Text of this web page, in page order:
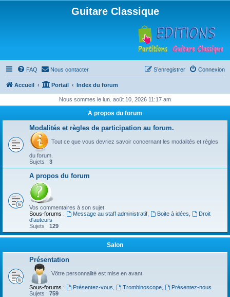
Guitare Classique
FAQ Nous contacter Connexion
S’enregistrer
Accueil Portail Index du forum
Nous sommes le lun. août 10, 2026 11:17 am
A propos du forum
Modalités et règles de participation au forum.
Tout ce que vous devriez savoir concernant les modalités et règles
du forum.
Sujets : 3
A propos du forum
Vos commentaires à son sujet
Sous-forums :
Message au staff administratif, Boite à idées
Droit
d'auteurs
Sujets : 129
Salon
Présentation
Vôtre personnalité est mise en avant
Sous-forums : Présentez-vous Trombinoscope,
Présentez-nous
Sujets : 759